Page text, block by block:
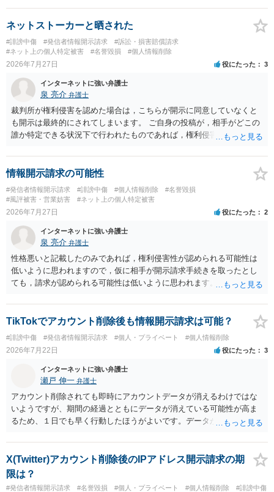
除等を求めることは避けたほうが良いかと思われます。
ネットストーカーと晒された
#誹謗中傷 #発信者情報開示請求
#訴訟・損害賠償請求
#ネット上の個人特定被害
#名誉毀損 #個人情報削除
2026年7月27日 役にたった 3
インターネットに強い弁護士
泉 亮介 弁護士
裁判所が権利侵害を認めた場合は，こちらが開示に同意していなくと
も開示は最終的にされてしまいます。 ご自身の投稿が，相手がどこの
誰か特定できる状況下で行われたものであれば，権利侵害性が認めら
いても，アカウントを特定したうえで，ネットストーカーとして晒し
たのであれば，かかる行為に権利侵害性が認められる可能性はあるで
情報開示請求の可能性
#発信者情報開示請求 #誹謗中傷 #個人情報削除
#名誉毀損
#風評被害・営業妨害
#ネット上の個人特定被害
2026年7月27日 役にたった 2
インターネットに強い弁護士
泉 亮介 弁護士
性格悪いと記載したのみであれば，権利侵害性が認められる可能性は
低いように思われますので，仮に相手が開示請求手続きを取ったとし
ても，請求が認められる可能性は低いように思われます。
TikTokでアカウント削除後も情報開示請求は可能？
#誹謗中傷 #発信者情報開示請求 #個人・プライベート #個人情報削除
2026年7月22日 役にたった 3
インターネットに強い弁護士
瀬戸 伸一 弁護士
アカウント削除されても即時にアカウントデータが消えるわけではな
いようですが、期間の経過とともにデータが消えている可能性が高ま
るため、１日でも早く行動したほうがよいです。データが残っている
X(Twitter)アカウント削除後のIPアドレス開示請求の期
限は？
#発信者情報開示請求 #名誉毀損 #個人・プライベート #個人情報削除 #誹謗中傷